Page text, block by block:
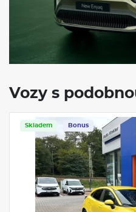
Vozy s
Skladem Bonus